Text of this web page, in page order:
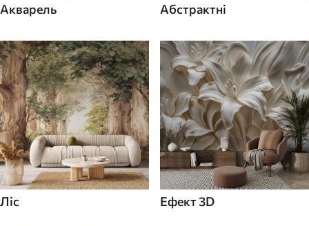
Акварель Абстрактні
Ліс Ефект 3D